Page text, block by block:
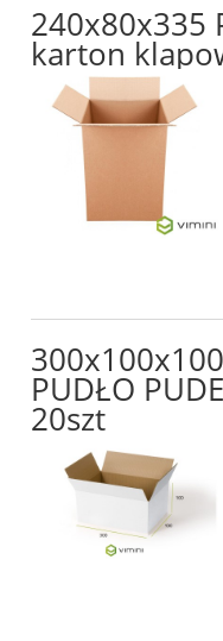
240x80x335
karton
PUDŁO
20szt